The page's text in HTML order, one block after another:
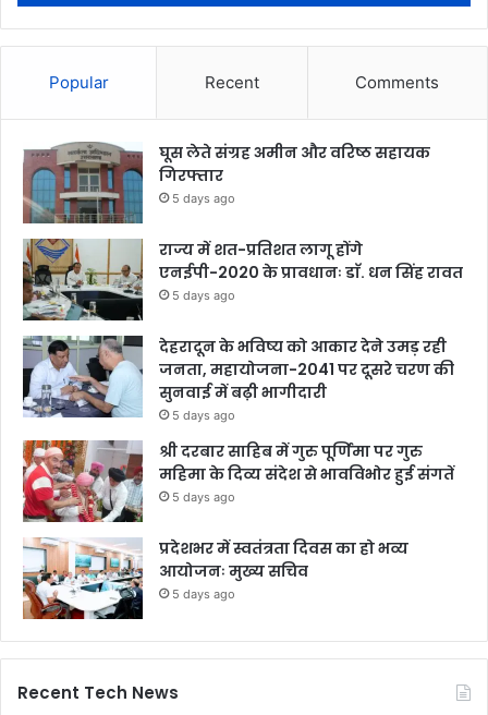
Popular Recent Comments
घूस लेते संग्रह अमीन और वरिष्ठ सहायक
गिरफ्तार
5 days ago
राज्य में शत-प्रतिशत लागू होंगे
एनईपी-2020 के प्रावधानः डाॅ. धन सिंह रावत
5 days ago
देहरादून के भविष्य को आकार देने उमड़ रही
जनता, महायोजना-2041 पर दूसरे चरण की
सुनवाई में बढ़ी भागीदारी
5 days ago
श्री दरबार साहिब में गुरु पूर्णिमा पर गुरु
महिमा के दिव्य संदेश से भावविभोर हुई संगतें
5 days ago
प्रदेशभर में स्वतंत्रता दिवस का हो भव्य
आयोजनः मुख्य सचिव
5 days ago
Recent Tech News